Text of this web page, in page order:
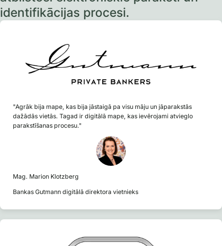
identifikācijas procesi.
"Agrāk bija mape, kas bija jāstaigā pa visu māju un jāparakstās
dažādās vietās. Tagad ir digitālā mape, kas ievērojami atvieglo
parakstīšanas procesu."
Mag. Marion Klotzberg
Bankas Gutmann digitālā direktora vietnieks